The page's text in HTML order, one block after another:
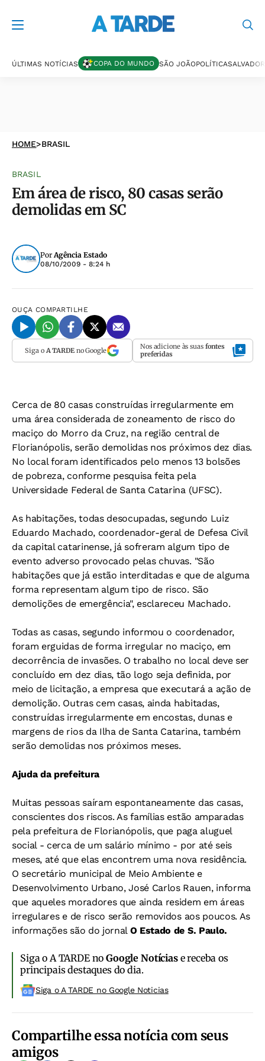
ÚLTIMAS NOTÍCIAS COPA DO MUNDO SÃO JOÃOPOLÍTICASALVADOR
HOME>BRASIL
BRASIL
Em área de risco, 80 casas serão
demolidas em SC
PorAgência Estado
08/10/2009 - 8:24 h
OUÇA COMPARTILHE
Siga o A TARDEno Google Nos adicione às suas fontes
preferidas
Cerca de 80 casas construídas irregularmente em
uma área considerada de zoneamento de risco do
maciço do Morro da Cruz, na região central de
Florianópolis, serão demolidas nos próximos dez dias.
No local foram identificados pelo menos 13 bolsões
de pobreza, conforme pesquisa feita pela
Universidade Federal de Santa Catarina (UFSC).
As habitações, todas desocupadas, segundo Luiz
Eduardo Machado, coordenador-geral de Defesa Civil
da capital catarinense, já sofreram algum tipo de
evento adverso provocado pelas chuvas. "São
habitações que já estão interditadas e que de alguma
forma representam algum tipo de risco. São
demolições de emergência", esclareceu Machado.
Todas as casas, segundo informou o coordenador,
foram erguidas de forma irregular no maciço, em
decorrência de invasões. O trabalho no local deve ser
concluído em dez dias, tão logo seja definida, por
meio de licitação, a empresa que executará a ação de
demolição. Outras cem casas, ainda habitadas,
construídas irregularmente em encostas, dunas e
margens de rios da Ilha de Santa Catarina, também
serão demolidas nos próximos meses.
Ajuda da prefeitura
Muitas pessoas saíram espontaneamente das casas,
conscientes dos riscos. As famílias estão amparadas
pela prefeitura de Florianópolis, que paga aluguel
social - cerca de um salário mínimo - por até seis
meses, até que elas encontrem uma nova residência.
O secretário municipal de Meio Ambiente e
Desenvolvimento Urbano, José Carlos Rauen, informa
que aqueles moradores que ainda residem em áreas
irregulares e de risco serão removidos aos poucos. As
informações são do jornal O Estado de S. Paulo.
Siga o A TARDE noGoogle Notíciase receba os
principais destaques do dia.
Siga o A TARDE no Google Noticias
Compartilhe essa notícia com seus
amigos